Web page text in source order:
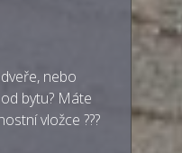
nebo
bytu? Máte
vložce ???